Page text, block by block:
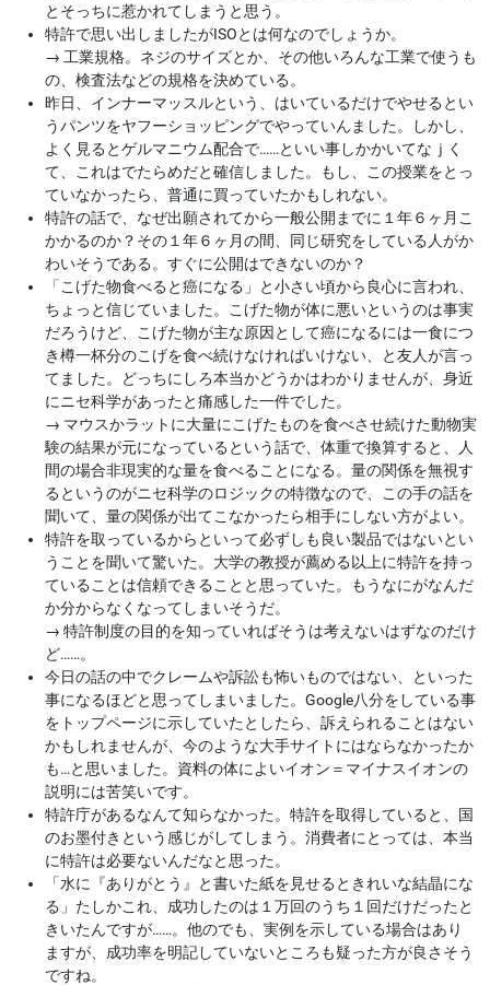
とそっちに惹かれてしまうと思う。
特許で思い出しましたがISOとは何なのでしょうか。
→ 工業規格。ネジのサイズとか、その他いろんな工業で使うも
の、検査法などの規格を決めている。
昨日、インナーマッスルという、はいているだけでやせるとい
うパンツをヤフーショッピングでやっていんました。しかし、
よく見るとゲルマニウム配合で……といい事しかかいてなｊく
て、これはでたらめだと確信しました。もし、この授業をとっ
ていなかったら、普通に買っていたかもしれない。
特許の話で、なぜ出願されてから一般公開までに１年６ヶ月こ
かかるのか？その１年６ヶ月の間、同じ研究をしている人がか
わいそうである。すぐに公開はできないのか？
「こげた物食べると癌になる」と小さい頃から良心に言われ、
ちょっと信じていました。こげた物が体に悪いというのは事実
だろうけど、こげた物が主な原因として癌になるには一食につ
き樽一杯分のこげを食べ続けなければいけない、と友人が言っ
てました。どっちにしろ本当かどうかはわかりませんが、身近
にニセ科学があったと痛感した一件でした。
→ マウスかラットに大量にこげたものを食べさせ続けた動物実
験の結果が元になっているという話で、体重で換算すると、人
間の場合非現実的な量を食べることになる。量の関係を無視す
るというのがニセ科学のロジックの特徴なので、この手の話を
聞いて、量の関係が出てこなかったら相手にしない方がよい。
特許を取っているからといって必ずしも良い製品ではないとい
うことを聞いて驚いた。大学の教授が薦める以上に特許を持っ
ていることは信頼できることと思っていた。もうなにがなんだ
か分からなくなってしまいそうだ。
→ 特許制度の目的を知っていればそうは考えないはずなのだけ
ど……。
今日の話の中でクレームや訴訟も怖いものではない、といった
事になるほどと思ってしまいました。Google八分をしている事
をトップページに示していたとしたら、訴えられることはない
かもしれませんが、今のような大手サイトにはならなかったか
も…と思いました。資料の体によいイオン＝マイナスイオンの
説明には苦笑いです。
特許庁があるなんて知らなかった。特許を取得していると、国
のお墨付きという感じがしてしまう。消費者にとっては、本当
に特許は必要ないんだなと思った。
「水に『ありがとう』と書いた紙を見せるときれいな結晶にな
る」たしかこれ、成功したのは１万回のうち１回だけだったと
きいたんですが……。他のでも、実例を示している場合はあり
ますが、成功率を明記していないところも疑った方が良さそう
ですね。